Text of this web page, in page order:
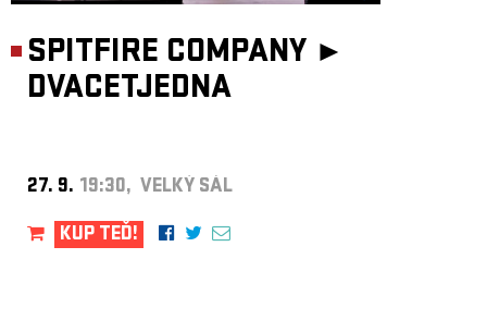
SPITFIRE COMPANY ►
DVACETJEDNA
27. 9. 19:30, VELKÝ SÁL
KUP TEĎ!